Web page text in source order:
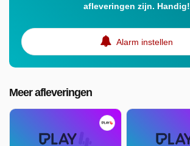
afleveringen zijn. Handig!
Alarm instellen
Meer afleveringen